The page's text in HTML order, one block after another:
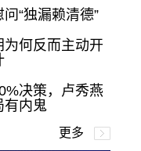
“独漏赖清德”
何反而主动开
决策，卢秀燕
有内鬼
更多